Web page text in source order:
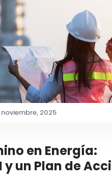
noviembre, 2025
en Energía:
y un Plan de